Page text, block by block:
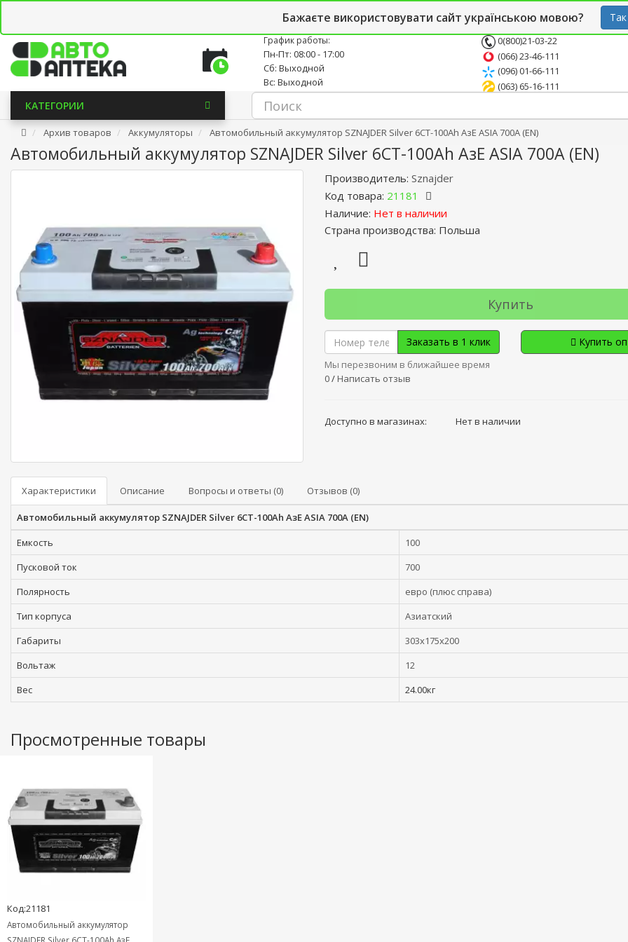
Бажаєте використовувати сайт українською мовою? Так
Новостной блог Опт СТО
График работы:
Пн-Пт: 08:00 - 17:00
Сб: Выходной
Вс: Выходной
0(800)21-03-22
(066) 23-46-111
(096) 01-66-111
(063) 65-16-111
КАТЕГОРИИ
Архив товаров Аккумуляторы Автомобильный аккумулятор SZNAJDER Silver 6СТ-100Ah АзЕ ASIA 700A (EN)
Автомобильный аккумулятор SZNAJDER Silver 6СТ-100Ah АзЕ ASIA 700A (EN)
Производитель: Sznajder
Код товара: 21181
Наличие: Нет в наличии
Страна производства: Польша
Купить
Заказать в 1 клик
Мы перезвоним в ближайшее время
Купить
0/ Написать отзыв
Доступно в магазинах: Нет в наличии
Характеристики Описание Вопросы и ответы (0) Отзывов (0)
Автомобильный аккумулятор SZNAJDER Silver 6СТ-100Ah АзЕ ASIA 700A (EN)
Емкость
100
Пусковой ток
700
Полярность
евро (плюс справа)
Тип корпуса
Азиатский
Габариты
303x175x200
Вольтаж
12
Вес
24.00кг
Просмотренные товары
Код:21181
Автомобильный аккумулятор